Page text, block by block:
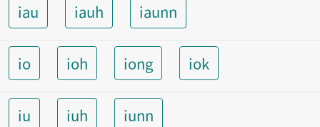
iau iauh iaunn
io ioh iong iok
iu iuh iunn